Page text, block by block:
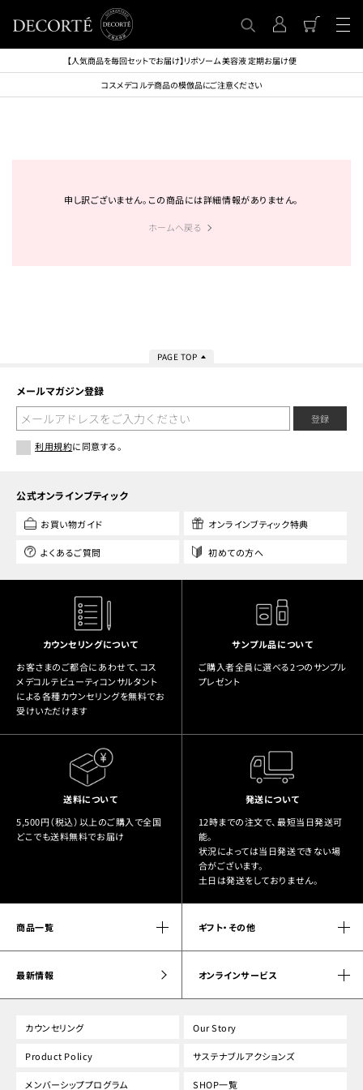
【人気商品を毎回セットでお届け】リポソーム 美容液 定期お届け便
コスメデコルテ商品の模倣品にご注意ください
申し訳ございません。この商品には詳細情報がありません。
ホームへ戻る
PAGE TOP
メールマガジン登録
登録
利用規約に同意する。
公式オンラインブティック
お買い物ガイド オンラインブティック特典
よくあるご質問 初めての方へ
カウンセリングについて
お客さまのご都合にあわせて、コス
メデコルテビューティコンサルタント
による各種カウンセリングを無料でお
受けいただけます
サンプル品について
ご購入者全員に選べる2つのサンプル
プレゼント
送料について
5,500円（税込）以上のご購入で全国
どこでも送料無料でお届け
発送について
12時までの注文で、最短当日発送可
能。
状況によっては当日発送できない場
合がございます。
土日は発送をしておりません。
商品一覧 ギフト・その他
最新情報 オンラインサービス
カウンセリング Our Story
Product Policy サステナブルアクションズ
メンバーシッププログラム SHOP一覧